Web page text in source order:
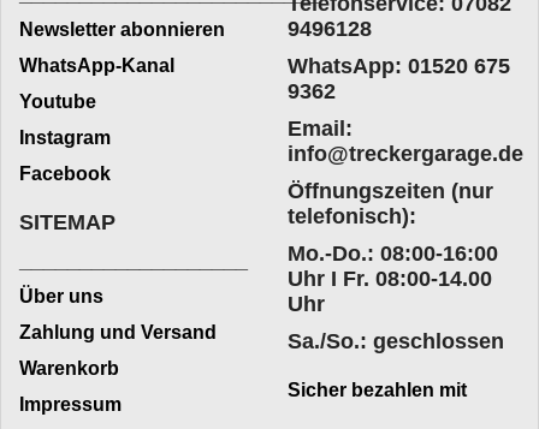
Newsletter abonnieren
WhatsApp-Kanal
Youtube
Instagram
Facebook
9496128
WhatsApp: 01520 675
9362
Email:
info@treckergarage.de
Öffnungszeiten (nur
telefonisch):
Mo.-Do.: 08:00-16:00
Uhr I Fr. 08:00-14.00
Uhr
Sa./So.: geschlossen
SITEMAP
Über uns
Zahlung und Versand
Warenkorb
Impressum
Sicher bezahlen mit